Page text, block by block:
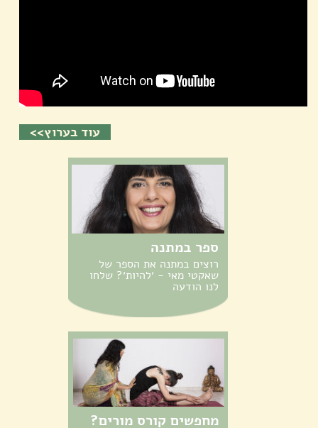
עוד בערוץ>>
ספר במתנה
רוצים במתנה את הספר של
שאקטי מאי - ׳להיות׳? שלחו
לנו הודעה
מחפשים קורס מורים?